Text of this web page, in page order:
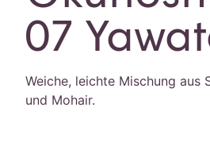
07
Weiche, leichte Mischung aus
und Mohair.